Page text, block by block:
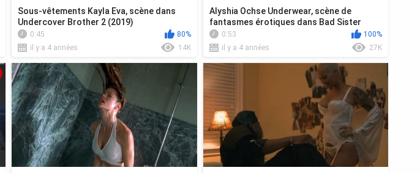
Sous-vêtements Kayla Eva, scène dans
Undercover Brother 2 (2019)
0:45
80%
il y a 4 années
14K
Alyshia Ochse Underwear, scène de
fantasmes érotiques dans Bad Sister
0:53
100%
il y a 4 années
27K